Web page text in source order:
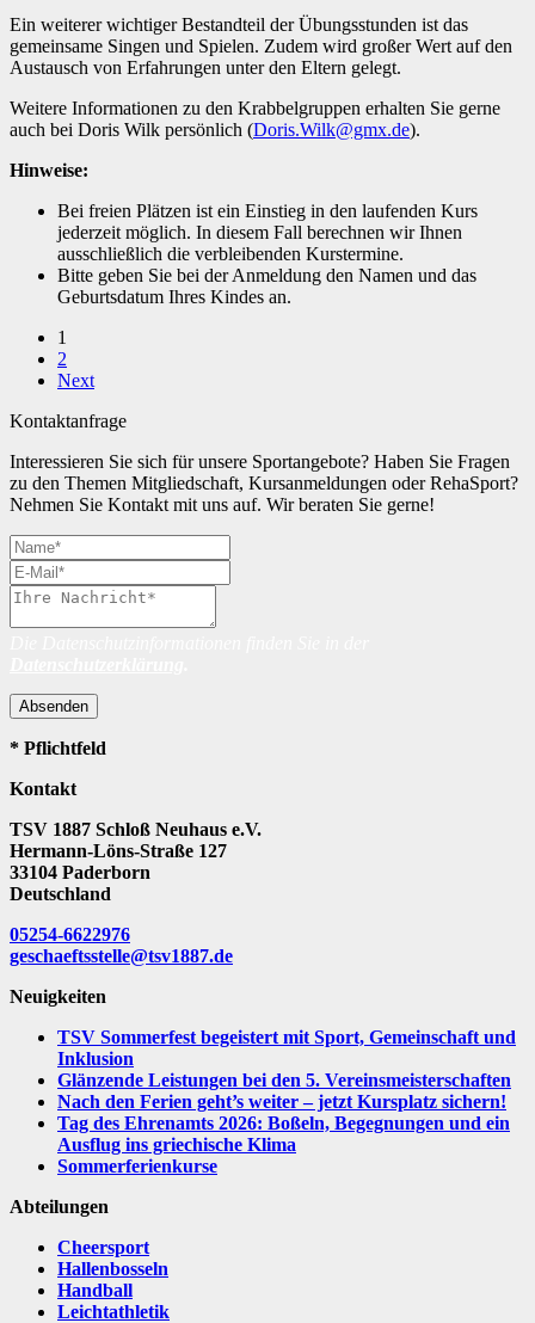
Ein weiterer wichtiger Bestandteil der Übungsstunden ist das
gemeinsame Singen und Spielen. Zudem wird großer Wert auf den
Austausch von Erfahrungen unter den Eltern gelegt.
Weitere Informationen zu den Krabbelgruppen erhalten Sie gerne
auch bei Doris Wilk persönlich (Doris.Wilk@gmx.de).
Hinweise:
Bei freien Plätzen ist ein Einstieg in den laufenden Kurs
jederzeit möglich. In diesem Fall berechnen wir Ihnen
ausschließlich die verbleibenden Kurstermine.
Bitte geben Sie bei der Anmeldung den Namen und das
Geburtsdatum Ihres Kindes an.
1
2
Next
Kontaktanfrage
Interessieren Sie sich für unsere Sportangebote? Haben Sie Fragen
zu den Themen Mitgliedschaft, Kursanmeldungen oder RehaSport?
Nehmen Sie Kontakt mit uns auf. Wir beraten Sie gerne!
Absenden
* Pflichtfeld
Kontakt
TSV 1887 Schloß Neuhaus e.V.
Hermann-Löns-Straße 127
33104 Paderborn
Deutschland
05254-6622976
geschaeftsstelle@tsv1887.de
Neuigkeiten
TSV Sommerfest begeistert mit Sport, Gemeinschaft und
Inklusion
Glänzende Leistungen bei den 5. Vereinsmeisterschaften
Nach den Ferien geht’s weiter – jetzt Kursplatz sichern!
Tag des Ehrenamts 2026: Boßeln, Begegnungen und ein
Ausflug ins griechische Klima
Sommerferienkurse
Abteilungen
Cheersport
Hallenbosseln
Handball
Leichtathletik